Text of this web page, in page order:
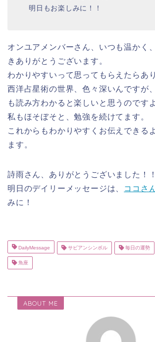
明日もお楽しみに！！
オンユアメンバーさん、いつも温かく
きありがとうございます。
わかりやすいって思ってもらえたらあ
西洋占星術の世界、色々深いんですが
も読み方わかると楽しいと思うのです
私もほそぼそと、勉強を続けてます。
これからもわかりやすくお伝えできる
ます。
詩雨さん、ありがとうございました！！
明日のデイリーメッセージは、
ココさ
みに！
DailyMessage サビアンシンボル 毎日の運勢
魚座
ABOUT ME